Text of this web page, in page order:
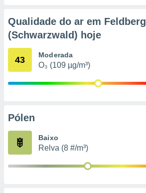
de
1199
Qualidade do ar em Feldberg
(Schwarzwald) hoje
43 Moderada
O₃ (109 µg/m³)
Pólen
Baixo
Relva (8 #/m³)